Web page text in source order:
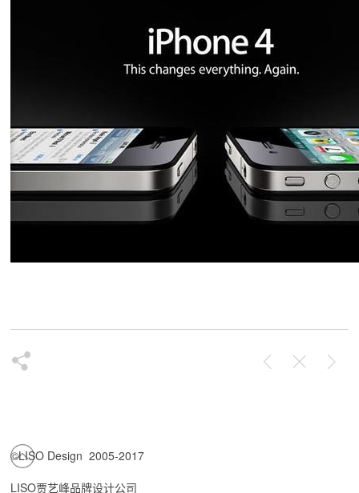
©LISO Design 2005-2017
LISO贾艺峰品牌设计公司